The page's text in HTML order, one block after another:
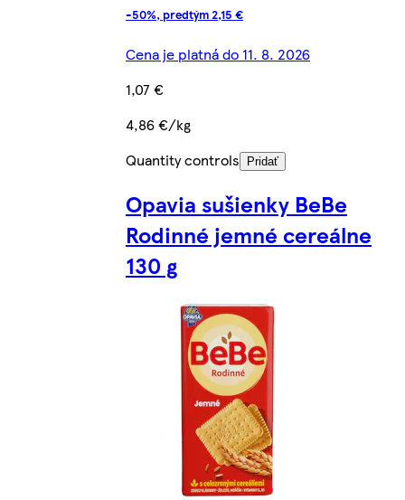
-50%, predtým 2,15 €
Cena je platná do 11. 8. 2026
1,07 €
4,86 €/kg
Quantity controls
Pridať
Opavia sušienky BeBe
Rodinné jemné cereálne
130 g